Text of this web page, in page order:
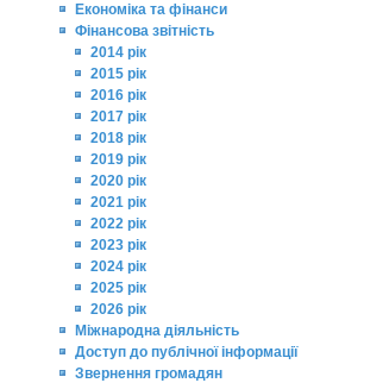
Економіка та фінанси
Фінансова звітність
2014 рік
2015 рік
2016 рік
2017 рік
2018 рік
2019 рік
2020 рік
2021 рік
2022 рік
2023 рік
2024 рік
2025 рік
2026 рік
Міжнародна діяльність
Доступ до публічної інформації
Звернення громадян